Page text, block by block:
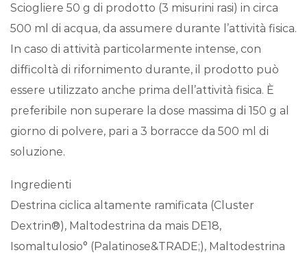
Sciogliere 50 g di prodotto (3 misurini rasi) in circa
500 ml di acqua, da assumere durante l’attività fisica.
In caso di attività particolarmente intense, con
difficoltà di rifornimento durante, il prodotto può
essere utilizzato anche prima dell’attività fisica. È
preferibile non superare la dose massima di 150 g al
giorno di polvere, pari a 3 borracce da 500 ml di
soluzione.
Ingredienti
Destrina ciclica altamente ramificata (Cluster
Dextrin®), Maltodestrina da mais DE18,
Isomaltulosio° (Palatinose&TRADE;), Maltodestrina